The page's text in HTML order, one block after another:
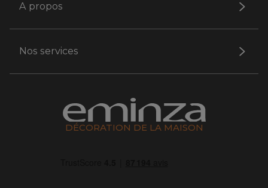
A propos
Nos services
DÉCORATION DE LA MAISON